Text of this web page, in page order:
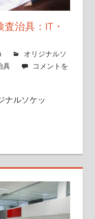
治具：IT・
オリジナルソ
具
コメントを
ナルソケッ